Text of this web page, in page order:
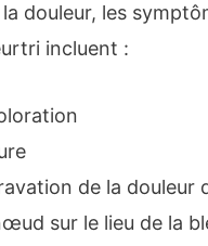
la douleur, les
incluent :
de la douleur
sur le lieu de la